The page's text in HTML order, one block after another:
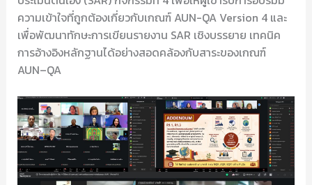
ความเข้าใจที่ถูกต้องเกี่ยวกับเกณฑ์ AUN-QA Version 4 และ
เพื่อพัฒนาทักษะการเขียนรายงาน SAR เชิงบรรยาย เทคนิค
การอ้างอิงหลักฐานได้อย่างสอดคล้องกับสาระของเกณฑ์
AUN–QA